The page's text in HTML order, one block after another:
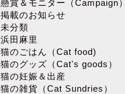
懸賞＆モニター（Campaign）
掲載のお知らせ
未分類
浜田麻里
猫のごはん（Cat food)
猫のグッズ（Cat's goods）
猫の妊娠＆出産
猫の雑貨（Cat Sundries）